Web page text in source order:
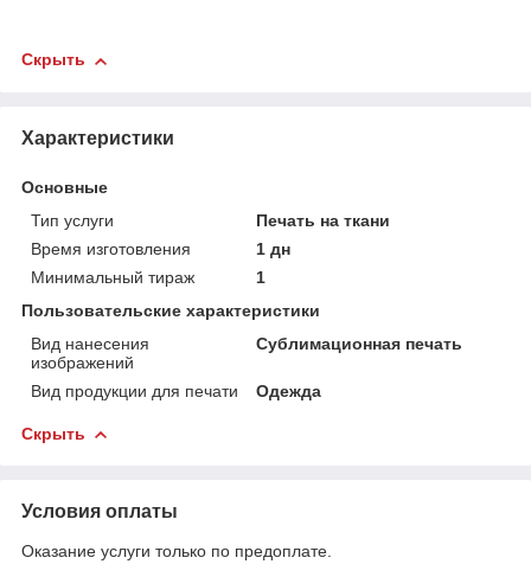
Скрыть
Характеристики
Основные
Тип услуги
Печать на ткани
Время изготовления
1 дн
Минимальный тираж
1
Пользовательские характеристики
Вид нанесения
изображений
Сублимационная печать
Вид продукции для печати Одежда
Скрыть
Условия оплаты
Оказание услуги только по предоплате.